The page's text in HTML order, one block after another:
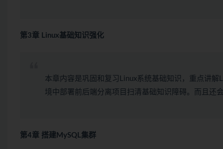
第3章 Linux基础知识强化
本章内容是巩固和复习Linux系统基础知识，重点讲
境中部署前后端分离项目扫清基础知识障碍。而且还
第4章 搭建MySQL集群